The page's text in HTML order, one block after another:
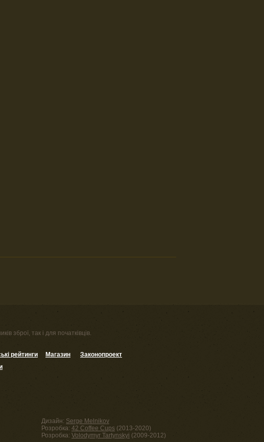
зброї, так і для початківців.
рейтинги
Магазин Законопроект
Дизайн: Serge Melnikov
Розробка: 42 Coffee Cups (2013-2020)
Розробка: Volodymyr Tartynskyi (2009-2012)